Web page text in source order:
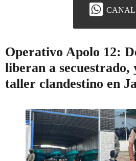
CANAL
Operativo Apolo 12:
liberan a secuestrado,
taller clandestino en